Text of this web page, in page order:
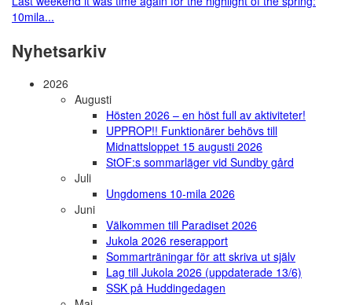
10mila...
Nyhetsarkiv
2026
Augusti
Hösten 2026 – en höst full av aktiviteter!
UPPROP!! Funktionärer behövs till
Midnattsloppet 15 augusti 2026
StOF:s sommarläger vid Sundby gård
Juli
Ungdomens 10-mila 2026
Juni
Välkommen till Paradiset 2026
Jukola 2026 reserapport
Sommarträningar för att skriva ut själv
Lag till Jukola 2026 (uppdaterade 13/6)
SSK på Huddingedagen